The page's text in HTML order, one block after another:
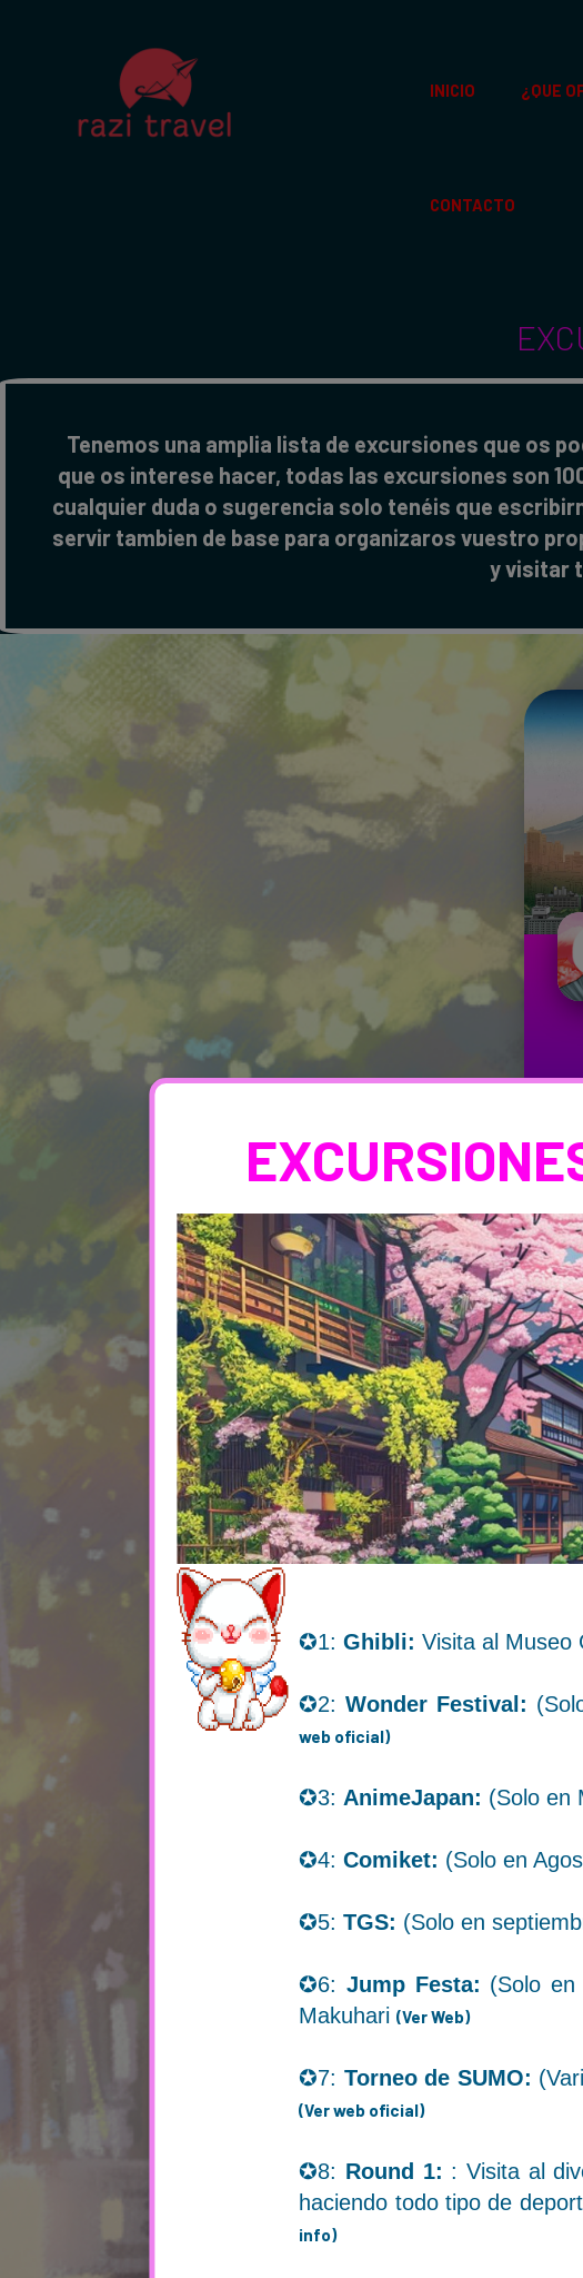
INICIO ¿QUE
CONTACTO
Tenemos una amplia lista de excursiones que os
que os interese hacer, todas las excursiones son
cualquier duda o sugerencia solo tenéis que
servir tambien de base para organizaros vuestro
y visitar
✪1:Ghibli:Visita al Museo
✪2:Wonder Festival:
web oficial)
✪3: AnimeJapan: (Solo en
✪4:Comiket: (Solo en
✪5:TGS: (Solo en
✪6: Jump Festa: (Solo en
Makuhari(Ver Web)
✪7: Torneo de SUMO:
(Ver web oficial)
✪8: Round 1: : Visita al
haciendo todo tipo de
info)